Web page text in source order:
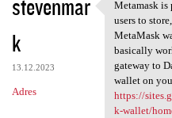
stevenmar
k
13.12.2023
Adres
Metamask
Metamask is
users to
MetaMask
basically
gateway to
wallet on
https://
k-wallet/